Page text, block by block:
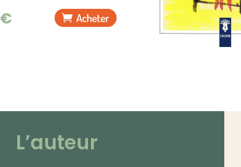
€ Acheter
L’auteur